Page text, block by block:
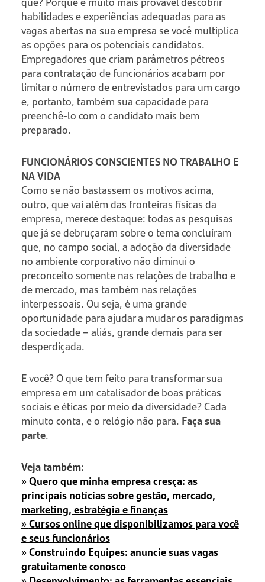
habilidades e experiências adequadas para as
vagas abertas na sua empresa se você multiplica
as opções para os potenciais candidatos.
Empregadores que criam parâmetros pétreos
para contratação de funcionários acabam por
limitar o número de entrevistados para um cargo
e, portanto, também sua capacidade para
preenchê-lo com o candidato mais bem
preparado.
FUNCIONÁRIOS CONSCIENTES NO TRABALHO E
NA VIDA
Como se não bastassem os motivos acima,
outro, que vai além das fronteiras físicas da
empresa, merece destaque: todas as pesquisas
que já se debruçaram sobre o tema concluíram
que, no campo social, a adoção da diversidade
no ambiente corporativo não diminui o
preconceito somente nas relações de trabalho e
de mercado, mas também nas relações
interpessoais. Ou seja, é uma grande
oportunidade para ajudar a mudar os paradigmas
da sociedade – aliás, grande demais para ser
desperdiçada.
E você? O que tem feito para transformar sua
empresa em um catalisador de boas práticas
sociais e éticas por meio da diversidade? Cada
minuto conta, e o relógio não para. Faça sua
parte.
Veja também:
»Quero que minha empresa cresça: as
principais notícias sobre gestão, mercado,
marketing, estratégia e finanças
»Cursos online que disponibilizamos para você
e seus funcionários
»Construindo Equipes: anuncie suas vagas
gratuitamente conosco